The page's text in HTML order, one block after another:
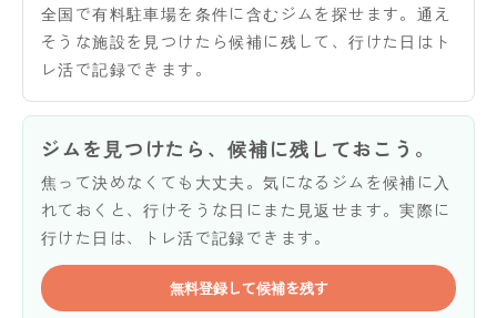
全国で有料駐車場を条件に含むジムを探せます。通え
そうな施設を見つけたら候補に残して、行けた日はト
レ活で記録できます。
ジムを見つけたら、候補に残しておこう。
焦って決めなくても大丈夫。気になるジムを候補に入
れておくと、行けそうな日にまた見返せます。実際に
行けた日は、トレ活で記録できます。
無料登録して候補を残す